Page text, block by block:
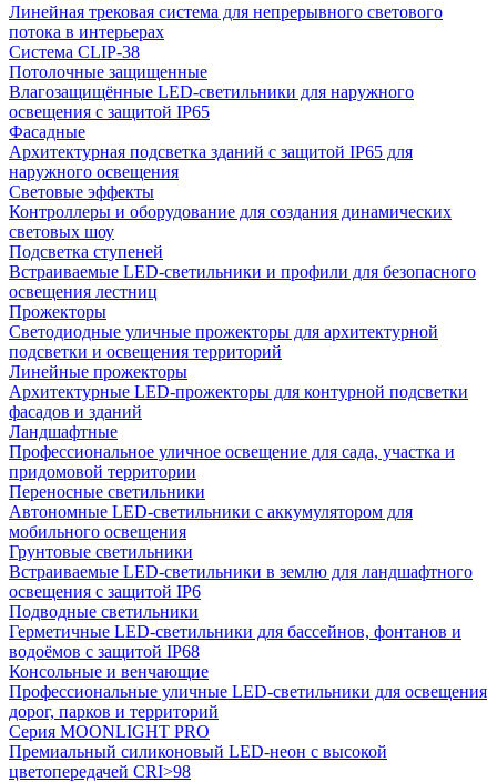
Линейная трековая система для непрерывного светового
потока в интерьерах
Система CLIP-38
Потолочные защищенные
Влагозащищённые LED-светильники для наружного
освещения с защитой IP65
Фасадные
Архитектурная подсветка зданий с защитой IP65 для
наружного освещения
Световые эффекты
Контроллеры и оборудование для создания динамических
световых шоу
Подсветка ступеней
Встраиваемые LED-светильники и профили для безопасного
освещения лестниц
Прожекторы
Светодиодные уличные прожекторы для архитектурной
подсветки и освещения территорий
Линейные прожекторы
Архитектурные LED-прожекторы для контурной подсветки
фасадов и зданий
Ландшафтные
Профессиональное уличное освещение для сада, участка и
придомовой территории
Переносные светильники
Автономные LED-светильники с аккумулятором для
мобильного освещения
Грунтовые светильники
Встраиваемые LED-светильники в землю для ландшафтного
освещения с защитой IP6
Подводные светильники
Герметичные LED-светильники для бассейнов, фонтанов и
водоёмов с защитой IP68
Консольные и венчающие
Профессиональные уличные LED-светильники для освещения
дорог, парков и территорий
Серия MOONLIGHT PRO
Премиальный силиконовый LED-неон с высокой
цветопередачей CRI>98